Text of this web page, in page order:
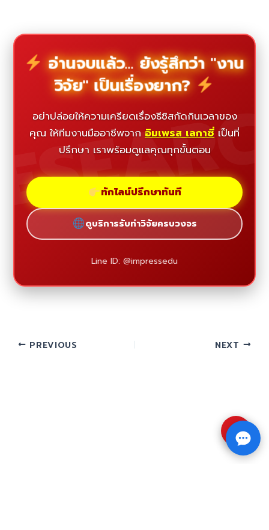
อ่านจบแล้ว... ยังรู้สึกว่า "งาน
วิจัย" เป็นเรื่องยาก?
อย่าปล่อยให้ความเครียดเรื่องธีซิสกัดกินเวลาของ
คุณ ให้ทีมงานมืออาชีพจาก อิมเพรส เลกาซี่ เป็นที่
ปรึกษา เราพร้อมดูแลคุณทุกขั้นตอน
ทักไลน์ปรึกษาทันที
ดูบริการรับทำวิจัยครบวงจร
Line ID: @impressedu
PREVIOUS NEXT
⇧